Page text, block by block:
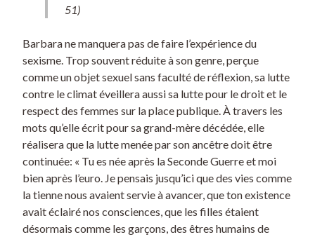
51)
Barbara ne manquera pas de faire l’expérience du
sexisme. Trop souvent réduite à son genre, perçue
comme un objet sexuel sans faculté de réflexion, sa lutte
contre le climat éveillera aussi sa lutte pour le droit et le
respect des femmes sur la place publique. À travers les
mots qu’elle écrit pour sa grand-mère décédée, elle
réalisera que la lutte menée par son ancêtre doit être
continuée: « Tu es née après la Seconde Guerre et moi
bien après l’euro. Je pensais jusqu’ici que des vies comme
la tienne nous avaient servie à avancer, que ton existence
avait éclairé nos consciences, que les filles étaient
désormais comme les garçons, des êtres humains de